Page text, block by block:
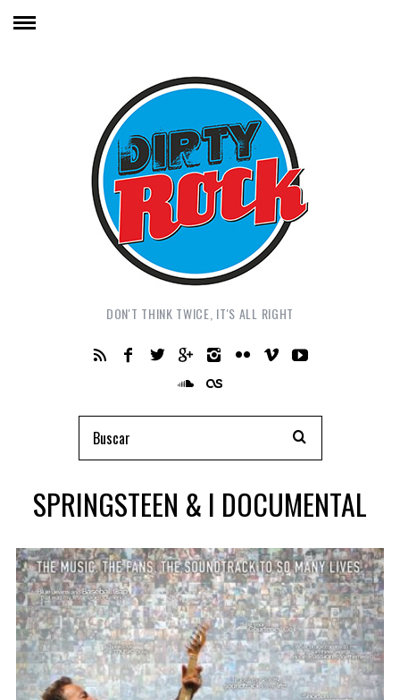
DON'T THINK TWICE, IT'S ALL RIGHT
SPRINGSTEEN & I DOCUMENTAL